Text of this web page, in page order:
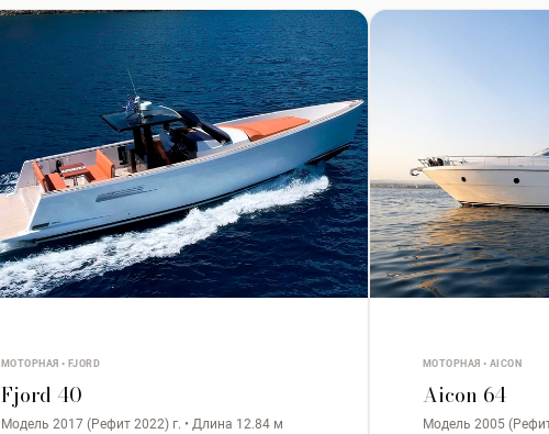
МОТОРНАЯ • FJORD
Fjord 40
Модель 2017 (Рефит 2022) г. • Длина 12.84 м
МОТОРНАЯ • AICON
Aicon 64
Модель 2005